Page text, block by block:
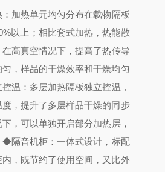
加热单元均匀分布在载物隔板
以上； 相比套式加热，热能散
在高真空情况下，提高了热传导
，样品的干燥效率和干燥均匀
温： 多层加热隔板独立控温，
，提升了多层样品干燥的同步
，可以单独开启部分加热层，
◆隔音机柜：一体式设计，标配
，既节约了使用空间，又比外